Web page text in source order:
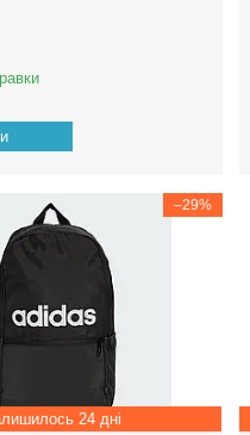
–29%
24 дні